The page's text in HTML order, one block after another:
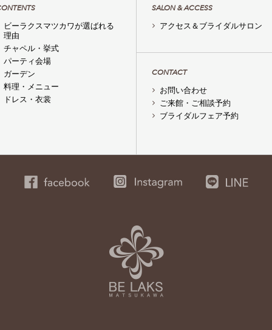
ビーラクスマツカワが選ばれる
理由
チャペル・挙式
パーティ会場
ガーデン
料理・メニュー
ドレス・衣裳
SALON & ACCESS
アクセス＆ブライダルサロン
CONTACT
お問い合わせ
ご来館・ご相談予約
ブライダルフェア予約